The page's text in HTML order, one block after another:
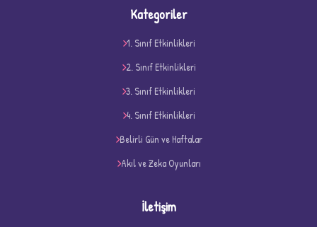
D
Kategoriler
1. Sınıf Etkinlikleri
2. Sınıf Etkinlikleri
3. Sınıf Etkinlikleri
4. Sınıf Etkinlikleri
Belirli Gün ve Haftalar
Akıl ve Zeka Oyunları
İletişim